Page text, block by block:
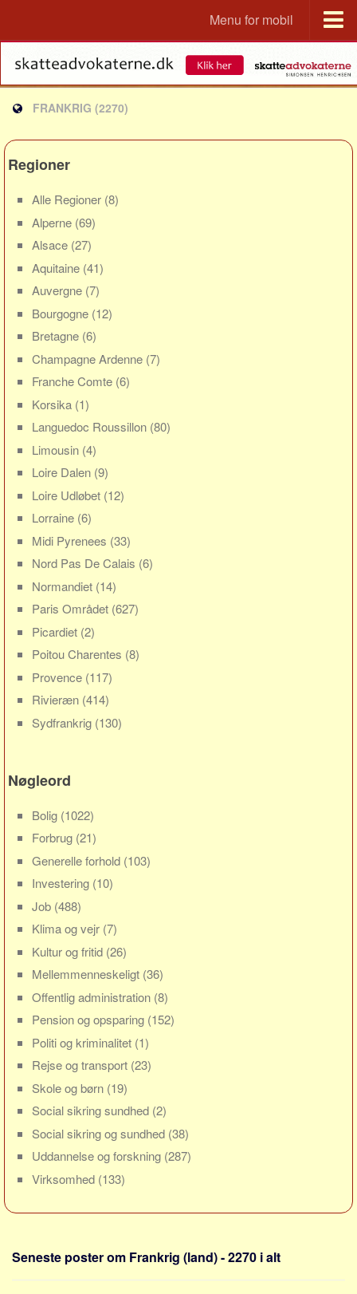
Menu for mobil
Portal
Udvandrerne.dk
Utvandrerne.no
Tyskland.dk
Rusland.dk
JLKM.dk
Lande
Tyrkiet
Spanien
Frankrig
Sverige
Norge
Thailand
USA
Alle
Nøgleord
Bolig
Job
Forbrug
Social sikring og sundhed
Køb og salg
Skatter og afgifter
Statistik
Praktisk
Alle
Meta
Dokumenttyper
Skribenter
Personer
Steder
Kilder
Om
Webstedet
Redigering
FRANKRIG (2270)
Regioner
Alle Regioner (8)
Alperne (69)
Alsace (27)
Aquitaine (41)
Auvergne (7)
Bourgogne (12)
Bretagne (6)
Champagne Ardenne (7)
Franche Comte (6)
Korsika (1)
Languedoc Roussillon (80)
Limousin (4)
Loire Dalen (9)
Loire Udløbet (12)
Lorraine (6)
Midi Pyrenees (33)
Nord Pas De Calais (6)
Normandiet (14)
Paris Området (627)
Picardiet (2)
Poitou Charentes (8)
Provence (117)
Rivieræn (414)
Sydfrankrig (130)
Nøgleord
Bolig (1022)
Forbrug (21)
Generelle forhold (103)
Investering (10)
Job (488)
Klima og vejr (7)
Kultur og fritid (26)
Mellemmenneskeligt (36)
Offentlig administration (8)
Pension og opsparing (152)
Politi og kriminalitet (1)
Rejse og transport (23)
Skole og børn (19)
Social sikring sundhed (2)
Social sikring og sundhed (38)
Uddannelse og forskning (287)
Virksomhed (133)
Seneste poster om Frankrig (land) - 2270 i alt